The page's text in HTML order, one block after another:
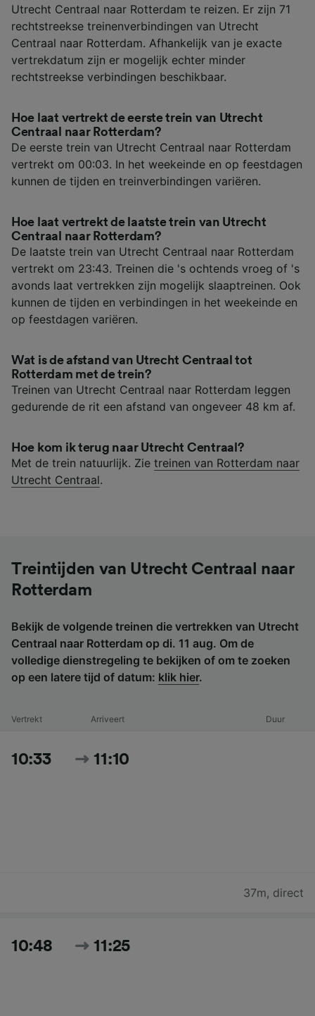
Utrecht Centraal naar Rotterdam te reizen. Er zijn 71
rechtstreekse treinenverbindingen van Utrecht
Centraal naar Rotterdam. Afhankelijk van je exacte
vertrekdatum zijn er mogelijk echter minder
rechtstreekse verbindingen beschikbaar.
Hoe laat vertrekt de eerste trein van Utrecht
Centraal naar Rotterdam?
De eerste trein van Utrecht Centraal naar Rotterdam
vertrekt om 00:03. In het weekeinde en op feestdagen
kunnen de tijden en treinverbindingen variëren.
Hoe laat vertrekt de laatste trein van Utrecht
Centraal naar Rotterdam?
De laatste trein van Utrecht Centraal naar Rotterdam
vertrekt om 23:43. Treinen die 's ochtends vroeg of 's
avonds laat vertrekken zijn mogelijk slaaptreinen. Ook
kunnen de tijden en verbindingen in het weekeinde en
op feestdagen variëren.
Wat is de afstand van Utrecht Centraal tot
Rotterdam met de trein?
Treinen van Utrecht Centraal naar Rotterdam leggen
gedurende de rit een afstand van ongeveer 48 km af.
Hoe kom ik terug naar Utrecht Centraal?
Met de trein natuurlijk. Zie treinen van Rotterdam naar
Utrecht Centraal.
Treintijden van Utrecht Centraal naar
Rotterdam
Bekijk de volgende treinen die vertrekken van Utrecht
Centraal naar Rotterdam op di. 11 aug. Om de
volledige dienstregeling te bekijken of om te zoeken
op een latere tijd of datum: klik hier.
Vertrekt Arriveert Duur
10:33 11:10
37m, direct
10:48 11:25